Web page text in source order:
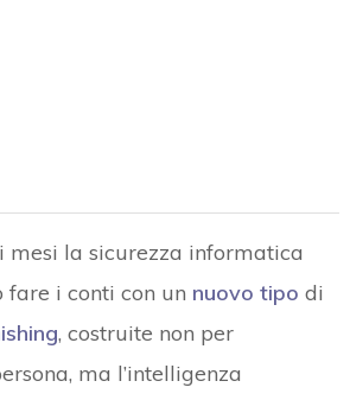
la sicurezza informatica
fare i conti con un nuovo tipo di
, costruite non per
ma l’intelligenza